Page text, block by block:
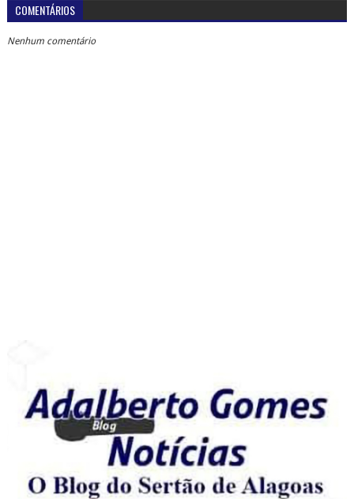
COMENTÁRIOS
Nenhum comentário